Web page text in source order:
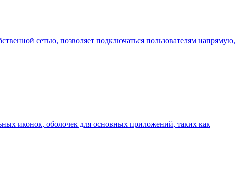
сетью, позволяет подключаться пользователям напрямую,
иконок, оболочек для основных приложений, таких как